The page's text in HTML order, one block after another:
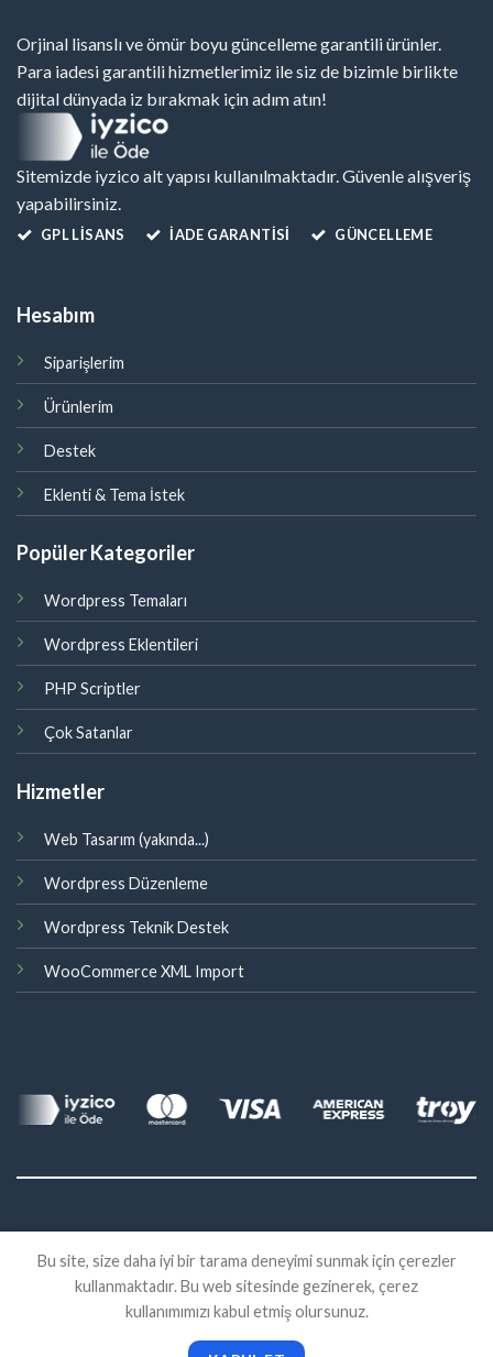
Orjinal lisanslı ve ömür boyu güncelleme garantili ürünler.
Para iadesi garantili hizmetlerimiz ile siz de bizimle birlikte
dijital dünyada iz bırakmak için adım atın!
Sitemizde iyzico alt yapısı kullanılmaktadır. Güvenle alışveriş
yapabilirsiniz.
GPL LISANS İADE GARANTİSİ GÜNCELLEME
Hesabım
Siparişlerim
Ürünlerim
Destek
Eklenti & Tema İstek
Popüler Kategoriler
Wordpress Temaları
Wordpress Eklentileri
PHP Scriptler
Çok Satanlar
Hizmetler
Web Tasarım (yakında...)
Wordpress Düzenleme
Wordpress Teknik Destek
WooCommerce XML Import
2026 Eklenti Market
İADE SATIŞ SÖZLEŞMESI KVKK
Bu site, size daha iyi bir tarama deneyimi sunmak için çerezler
kullanmaktadır. Bu web sitesinde gezinerek, çerez
kullanımımızı kabul etmiş olursunuz.